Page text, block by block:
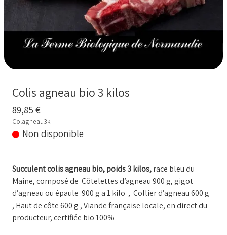
TRIPERIE
CHARCUTERIE BIO
BOUILLONS D'OS et OS BIO
Comment commander
Nos VIDEOS
NOTRE FERME
Conseils temps de cuisson
Français▼
Colis agneau bio 3 kilos
89,85 €
Colagneau3k
Non disponible
Succulent colis agneau bio, poids 3 kilos,race bleu du
Maine, composé de Côtelettes d’agneau 900 g, gigot
d’agneau ou épaule 900 g a 1 kilo , Collier d’agneau 600 g
, Haut de côte 600 g , Viande française locale, en direct du
producteur, certifiée bio 100%